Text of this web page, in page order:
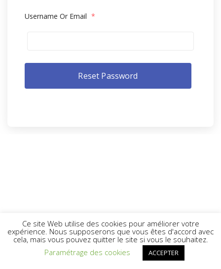
Username Or Email *
Ce site Web utilise des cookies pour améliorer votre
expérience. Nous supposerons que vous êtes d'accord avec
cela, mais vous pouvez quitter le site si vous le souhaitez.
Paramétrage des cookies
ACCEPTER